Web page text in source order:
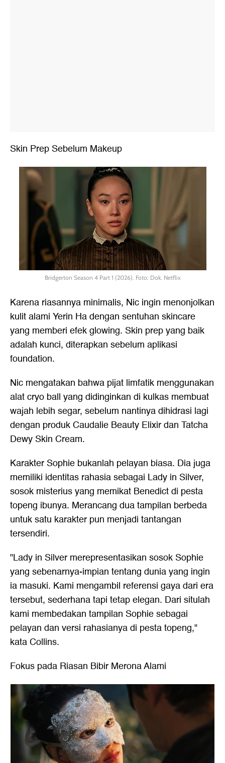
Skin Prep Sebelum Makeup
Bridgerton Season 4 Part 1 (2026). Foto: Dok. Netflix
Karena riasannya minimalis, Nic ingin menonjolkan
kulit alami Yerin Ha dengan sentuhan skincare
yang memberi efek glowing. Skin prep yang baik
adalah kunci, diterapkan sebelum aplikasi
foundation.
Nic mengatakan bahwa pijat limfatik menggunakan
alat cryo ball yang didinginkan di kulkas membuat
wajah lebih segar, sebelum nantinya dihidrasi lagi
dengan produk Caudalie Beauty Elixir dan Tatcha
Dewy Skin Cream.
Karakter Sophie bukanlah pelayan biasa. Dia juga
memiliki identitas rahasia sebagai Lady in Silver,
sosok misterius yang memikat Benedict di pesta
topeng ibunya. Merancang dua tampilan berbeda
untuk satu karakter pun menjadi tantangan
tersendiri.
"Lady in Silver merepresentasikan sosok Sophie
yang sebenarnya-impian tentang dunia yang ingin
ia masuki. Kami mengambil referensi gaya dari era
tersebut, sederhana tapi tetap elegan. Dari situlah
kami membedakan tampilan Sophie sebagai
pelayan dan versi rahasianya di pesta topeng,"
kata Collins.
Fokus pada Riasan Bibir Merona Alami